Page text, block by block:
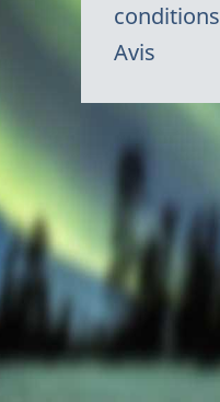
conditions
Avis